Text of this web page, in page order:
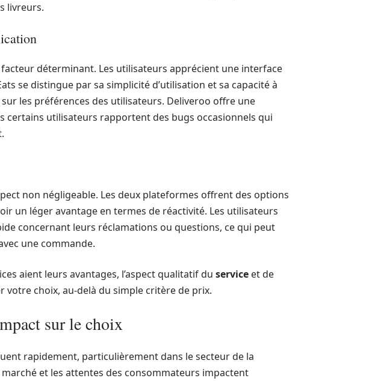
livreurs.
déterminant. Les utilisateurs apprécient une interface
se distingue par sa simplicité d’utilisation et sa capacité à
les préférences des utilisateurs. Deliveroo offre une
certains utilisateurs rapportent des bugs occasionnels qui
non négligeable. Les deux plateformes offrent des options
un léger avantage en termes de réactivité. Les utilisateurs
concernant leurs réclamations ou questions, ce qui peut
une commande.
aient leurs avantages, l’aspect qualitatif du service et de
votre choix, au-delà du simple critère de prix.
sur le choix
rapidement, particulièrement dans le secteur de la
marché et les attentes des consommateurs impactent